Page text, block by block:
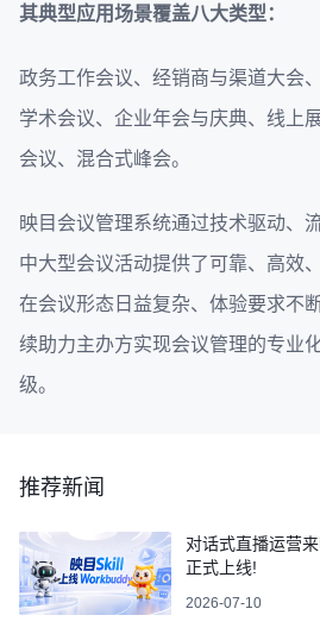
其典型应用场景覆盖八大类型：
政务工作会议、经销商与渠道大会
学术会议、企业年会与庆典、线上
会议、混合式峰会。
映目会议管理系统通过技术驱动、
中大型会议活动提供了可靠、高效
在会议形态日益复杂、体验要求不
续助力主办方实现会议管理的专业
级。
推荐新闻
对话式直播运营
正式上线!
2026-07-10